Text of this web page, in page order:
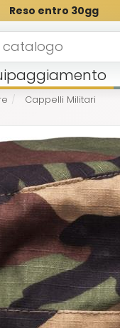
Reso entro 30gg
Cappelli Militari